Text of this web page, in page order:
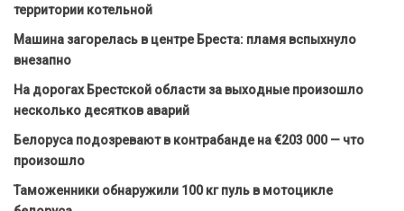
территории котельной
Машина загорелась в центре Бреста: пламя вспыхнуло
внезапно
На дорогах Брестской области за выходные произошло
несколько десятков аварий
Белоруса подозревают в контрабанде на €203 000 — что
произошло
Таможенники обнаружили 100 кг пуль в мотоцикле